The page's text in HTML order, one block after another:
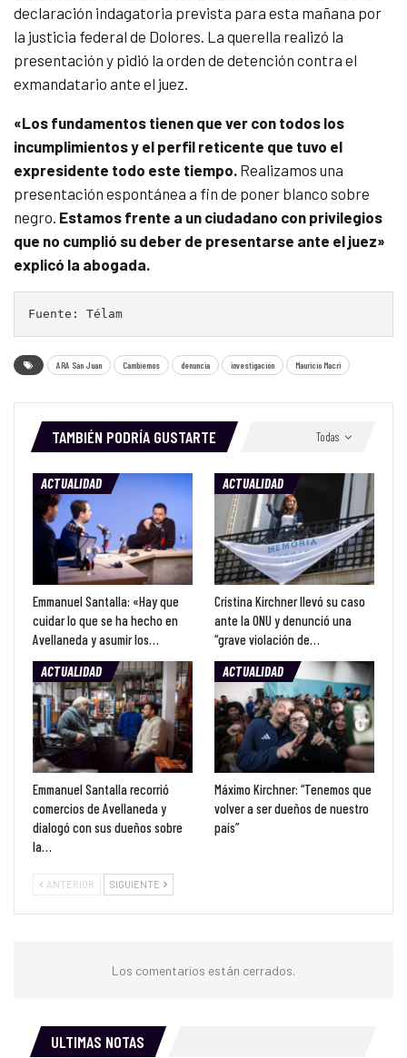
declaración indagatoria prevista para esta mañana por
la justicia federal de Dolores. La querella realizó la
presentación y pidió la orden de detención contra el
exmandatario ante el juez.
«Los fundamentos tienen que ver con todos los
incumplimientos y el perfil reticente que tuvo el
expresidente todo este tiempo. Realizamos una
presentación espontánea a fin de poner blanco sobre
negro. Estamos frente a un ciudadano con privilegios
que no cumplió su deber de presentarse ante el juez»
explicó la abogada.
Fuente: Télam
ARA San Juan Cambiemos denuncia investigación Mauricio Macri
Todas
TAMBIÉN PODRÍA GUSTARTE
ACTUALIDAD
Emmanuel Santalla: «Hay que
cuidar lo que se ha hecho en
Avellaneda y asumir los…
ACTUALIDAD
Cristina Kirchner llevó su caso
ante la ONU y denunció una
“grave violación de…
ACTUALIDAD
Emmanuel Santalla recorrió
comercios de Avellaneda y
dialogó con sus dueños sobre
la…
ACTUALIDAD
Máximo Kirchner: “Tenemos que
volver a ser dueños de nuestro
país”
ANTERIOR SIGUIENTE
Los comentarios están cerrados.
ULTIMAS NOTAS